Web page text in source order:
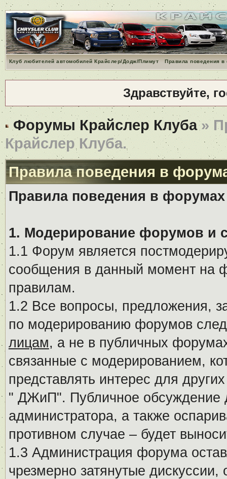
Клуб любителей автомобилей Крайслер/Додж/Плимут Правила поведения
Здравствуйте,
Форумы Крайслер Клуба»
Крайслер Клуба.
Правила поведения в
Правила поведения в
1. Модерирование форумов и
1.1 Форум является
сообщения в данный момент на
правилам.
1.2 Все вопросы, предложения,
по модерированию форумов
лицам, а не в публичных
связанные с модерированием,
представлять интерес для
" ДЖиП". Публичное обсуждение
администратора, а также
противном случае – будет
1.3 Администрация форума
чрезмерно затянутые